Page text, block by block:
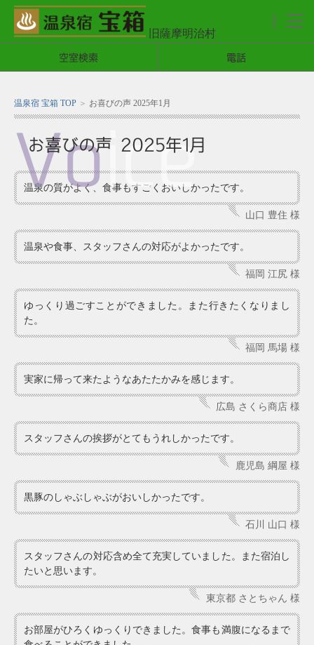
旧薩摩明治村
空室検索 電話
温泉宿 宝箱 TOP お喜びの声 2025年1月
お喜びの声 2025年1月
Voice
温泉の質がよく、食事もすごくおいしかったです。
山口 豊住 様
温泉や食事、スタッフさんの対応がよかったです。
福岡 江尻 様
ゆっくり過ごすことができました。また行きたくなりまし
た。
福岡 馬場 様
実家に帰って来たようなあたたかみを感じます。
広島 さくら商店 様
スタッフさんの挨拶がとてもうれしかったです。
鹿児島 綱屋 様
黒豚のしゃぶしゃぶがおいしかったです。
石川 山口 様
スタッフさんの対応含め全て充実していました。また宿泊し
たいと思います。
東京都 さとちゃん 様
お部屋がひろくゆっくりできました。食事も満腹になるまで